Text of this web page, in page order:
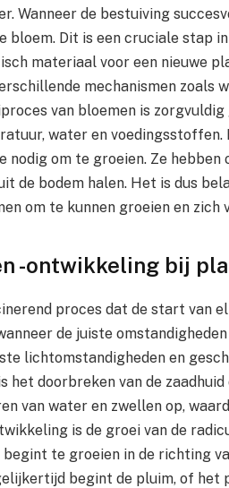
Wanneer de bestuiving
bloem. Dit is een cruciale stap
materiaal voor een nieuwe
mechanismen zoals
van bloemen is
water en voedingsstoffen.
nodig om te groeien. Ze
de bodem halen. Het is dus
om te kunnen groeien en
-ontwikkeling bij
proces dat de start van
de juiste
lichtomstandigheden en
het doorbreken van de zaadhuid
van water en zwellen op,
is de groei van de
begint te groeien in de richting
begint de pluim, of het